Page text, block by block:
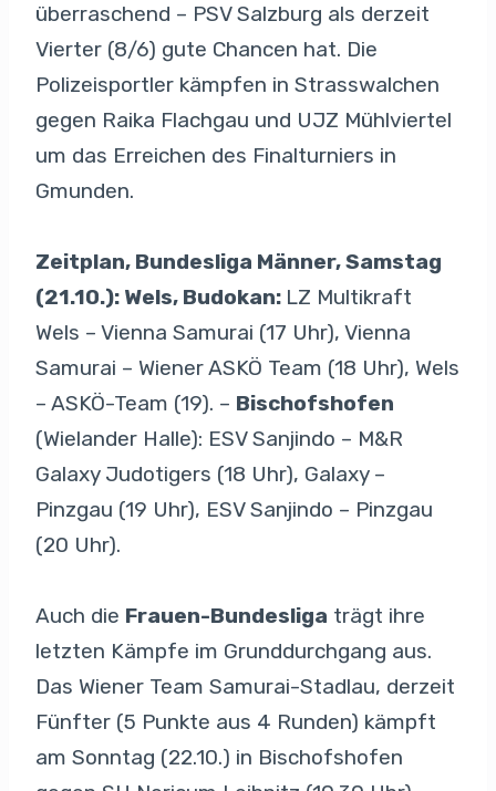
überraschend – PSV Salzburg als derzeit
Vierter (8/6) gute Chancen hat. Die
Polizeisportler kämpfen in Strasswalchen
gegen Raika Flachgau und UJZ Mühlviertel
um das Erreichen des Finalturniers in
Gmunden.
Zeitplan, Bundesliga Männer, Samstag
(21.10.): Wels, Budokan: LZ Multikraft
Wels – Vienna Samurai (17 Uhr), Vienna
Samurai – Wiener ASKÖ Team (18 Uhr), Wels
– ASKÖ-Team (19). – Bischofshofen
(Wielander Halle): ESV Sanjindo – M&R
Galaxy Judotigers (18 Uhr), Galaxy –
Pinzgau (19 Uhr), ESV Sanjindo – Pinzgau
(20 Uhr).
Auch die Frauen-Bundesliga trägt ihre
letzten Kämpfe im Grunddurchgang aus.
Das Wiener Team Samurai-Stadlau, derzeit
Fünfter (5 Punkte aus 4 Runden) kämpft
am Sonntag (22.10.) in Bischofshofen